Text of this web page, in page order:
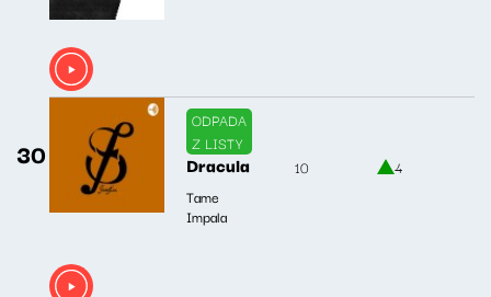
30
ODPADA
Z LISTY
Dracula
Tame
Impala
10 4